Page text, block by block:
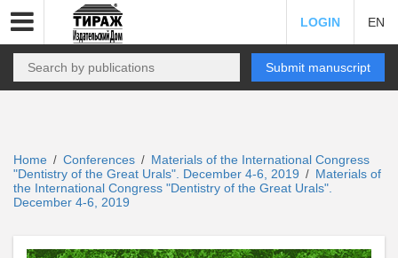
LOGIN EN
Submit manuscript
Home / Conferences / Materials of the International Congress
"Dentistry of the Great Urals". December 4-6, 2019 / Materials of
the International Congress "Dentistry of the Great Urals".
December 4-6, 2019